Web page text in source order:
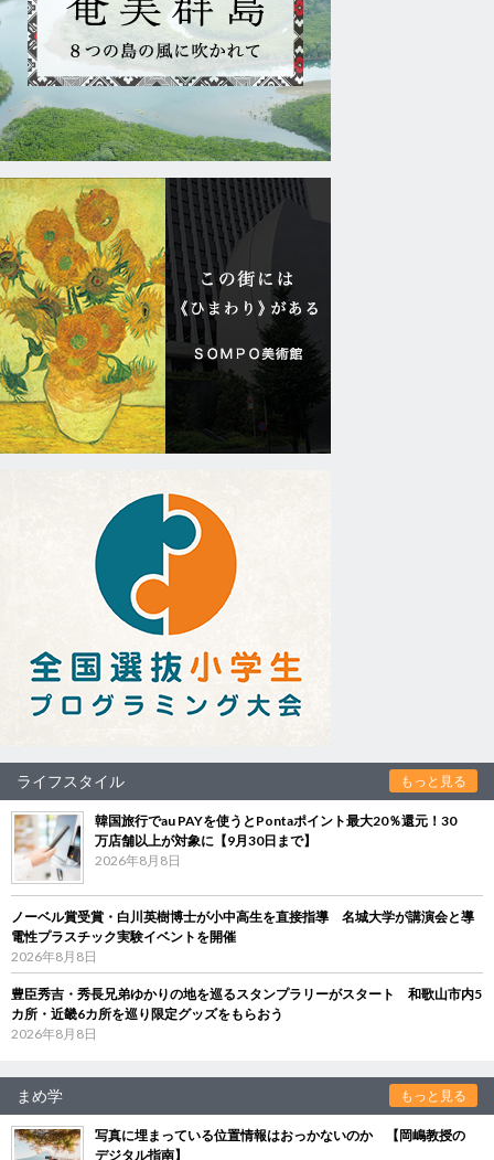
ライフスタイル もっと見る
韓国旅行でau PAYを使うとPontaポイント最大20％還元！30
万店舗以上が対象に【9月30日まで】
2026年8月8日
ノーベル賞受賞・白川英樹博士が小中高生を直接指導 名城大学が講演会と導
電性プラスチック実験イベントを開催
2026年8月8日
豊臣秀吉・秀長兄弟ゆかりの地を巡るスタンプラリーがスタート 和歌山市内5
カ所・近畿6カ所を巡り限定グッズをもらおう
2026年8月8日
まめ学 もっと見る
写真に埋まっている位置情報はおっかないのか 【岡嶋教授の
デジタル指南】